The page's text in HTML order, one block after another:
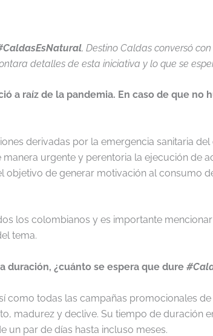
, Destino Caldas conversó
detalles de esta iniciativa y lo que se
a raíz de la pandemia. En caso de que
derivadas por la emergencia sanitaria
urgente y perentoria la ejecución de
objetivo de generar motivación al consumo
los colombianos y es importante
tema.
duración, ¿cuánto se espera que dure
como todas las campañas promocionales
madurez y declive. Su tiempo de duración
un par de días hasta incluso meses.